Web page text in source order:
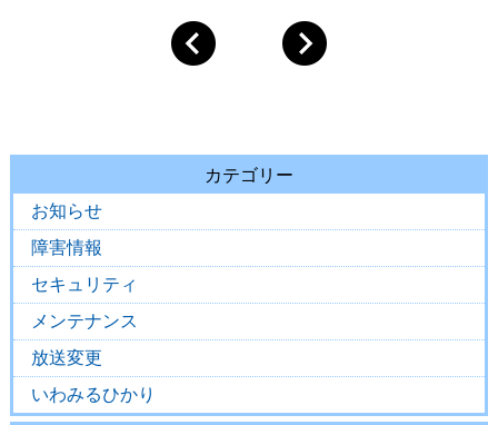
カテゴリー
お知らせ
障害情報
セキュリティ
メンテナンス
放送変更
いわみるひかり